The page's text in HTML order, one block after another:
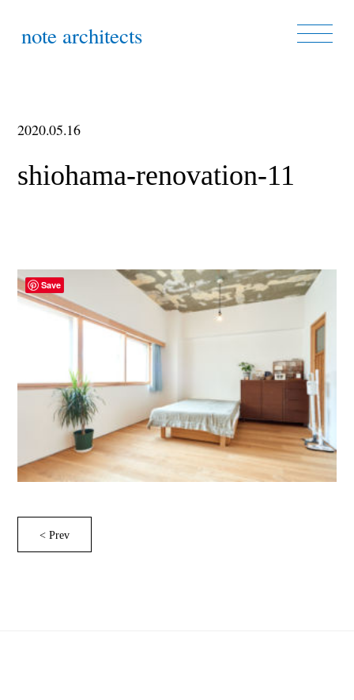
note architects
2020.05.16
shiohama-renovation-11
< Prev
Save